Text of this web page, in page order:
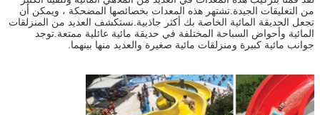
من التعليقات الجيدة.تشتهر هذه المعدات بخصائصها المضحكة ، ويمكن أن
تجعل الحديقة المائية الخاصة بك أكثر جاذبية.نستكشف العديد من المنزلقات
المائية وأحواض السباحة المختلفة في حديقة مائية عائلية ممتعة.توجد
جوانب مائية كبيرة ومنزلقات مائية صغيرة والعديد منها بينهما.